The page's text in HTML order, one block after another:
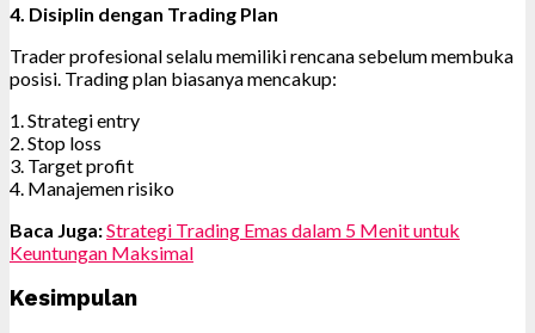
4. Disiplin dengan Trading Plan
Trader profesional selalu memiliki rencana sebelum membuka
posisi. Trading plan biasanya mencakup:
1. Strategi entry
2. Stop loss
3. Target profit
4. Manajemen risiko
Baca Juga:Strategi Trading Emas dalam 5 Menit untuk
Keuntungan Maksimal
Kesimpulan